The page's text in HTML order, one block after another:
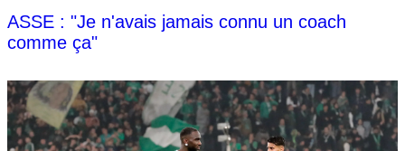
ASSE : "Je n'avais jamais connu un coach
comme ça"